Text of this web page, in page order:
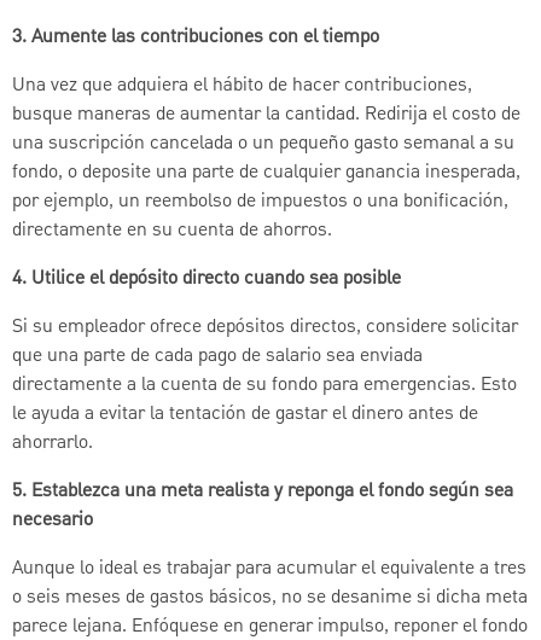
3. Aumente las contribuciones con el tiempo
Una vez que adquiera el hábito de hacer contribuciones,
busque maneras de aumentar la cantidad. Redirija el costo de
una suscripción cancelada o un pequeño gasto semanal a su
fondo, o deposite una parte de cualquier ganancia inesperada,
por ejemplo, un reembolso de impuestos o una bonificación,
directamente en su cuenta de ahorros.
4. Utilice el depósito directo cuando sea posible
Si su empleador ofrece depósitos directos, considere solicitar
que una parte de cada pago de salario sea enviada
directamente a la cuenta de su fondo para emergencias. Esto
le ayuda a evitar la tentación de gastar el dinero antes de
ahorrarlo.
5. Establezca una meta realista y reponga el fondo según sea
necesario
Aunque lo ideal es trabajar para acumular el equivalente a tres
o seis meses de gastos básicos, no se desanime si dicha meta
parece lejana. Enfóquese en generar impulso, reponer el fondo